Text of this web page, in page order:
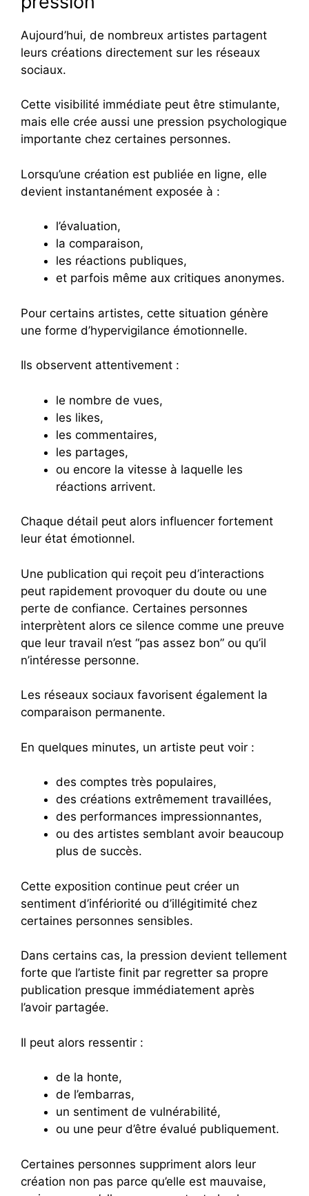
Aujourd’hui, de nombreux artistes partagent
leurs créations directement sur les réseaux
sociaux.
Cette visibilité immédiate peut être stimulante,
mais elle crée aussi une pression psychologique
importante chez certaines personnes.
Lorsqu’une création est publiée en ligne, elle
devient instantanément exposée à :
l’évaluation,
la comparaison,
les réactions publiques,
et parfois même aux critiques anonymes.
Pour certains artistes, cette situation génère
une forme d’hypervigilance émotionnelle.
Ils observent attentivement :
le nombre de vues,
les likes,
les commentaires,
les partages,
ou encore la vitesse à laquelle les
réactions arrivent.
Chaque détail peut alors influencer fortement
leur état émotionnel.
Une publication qui reçoit peu d’interactions
peut rapidement provoquer du doute ou une
perte de confiance. Certaines personnes
interprètent alors ce silence comme une preuve
que leur travail n’est “pas assez bon” ou qu’il
n’intéresse personne.
Les réseaux sociaux favorisent également la
comparaison permanente.
En quelques minutes, un artiste peut voir :
des comptes très populaires,
des créations extrêmement travaillées,
des performances impressionnantes,
ou des artistes semblant avoir beaucoup
plus de succès.
Cette exposition continue peut créer un
sentiment d’infériorité ou d’illégitimité chez
certaines personnes sensibles.
Dans certains cas, la pression devient tellement
forte que l’artiste finit par regretter sa propre
publication presque immédiatement après
l’avoir partagée.
Il peut alors ressentir :
de la honte,
de l’embarras,
un sentiment de vulnérabilité,
ou une peur d’être évalué publiquement.
Certaines personnes suppriment alors leur
création non pas parce qu’elle est mauvaise,